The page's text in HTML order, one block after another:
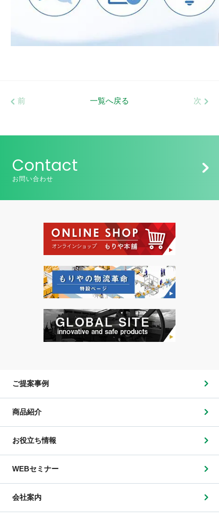
前 一覧へ戻る 次
Contact
お問い合わせ
ご提案事例
商品紹介
お役立ち情報
WEBセミナー
会社案内